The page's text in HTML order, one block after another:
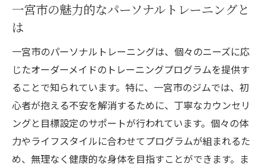
一宮市で女性に優しいパーソナルトレーニ
女性専用プログラムの充実したジム
美容と健康を両立するトレーニング法
一宮市で女性にオススメのトレーニング
女性が求めるトレーニング環境とサポート
男性必見！一宮市のパーソナルトレーニング情
報
一宮市の魅力的なパーソナルトレーニングと
は
一宮市のパーソナルトレーニングは、個々のニーズに応
じたオーダーメイドのトレーニングプログラムを提供す
ることで知られています。特に、一宮市のジムでは、初
心者が抱える不安を解消するために、丁寧なカウンセリ
ングと目標設定のサポートが行われています。個々の体
力やライフスタイルに合わせてプログラムが組まれるた
め、無理なく健康的な身体を目指すことができます。ま